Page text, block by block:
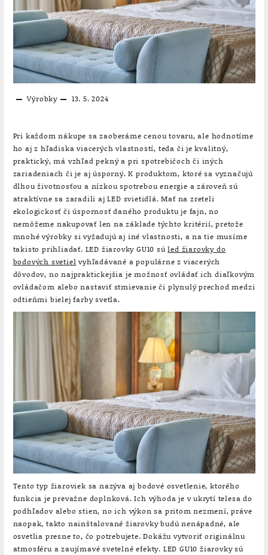
Výrobky 13. 5. 2024
Pri každom nákupe sa zaoberáme cenou tovaru, ale hodnotíme
ho aj z hľadiska viacerých vlastností, teda či je kvalitný,
praktický, má vzhľad pekný a pri spotrebičoch či iných
zariadeniach či je aj úsporný. K produktom, ktoré sa vyznačujú
dlhou životnosťou a nízkou spotrebou energie a zároveň sú
atraktívne sa zaradili aj LED svietidlá. Mať na zreteli
ekologickosť či úspornosť daného produktu je fajn, no
nemôžeme nakupovať len na základe týchto kritérií, pretože
mnohé výrobky si vyžadujú aj iné vlastnosti, a na tie musíme
takisto prihliadať. LED žiarovky GU10 súled žiarovky do
bodových svetiel vyhľadávané a populárne z viacerých
dôvodov, no najpraktickejšia je možnosť ovládať ich diaľkovým
ovládačom alebo nastaviť stmievanie či plynulý prechod medzi
odtieňmi bielej farby svetla.
Tento typ žiaroviek sa nazýva aj bodové osvetlenie, ktorého
funkcia je prevažne doplnková. Ich výhoda je v ukrytí telesa do
podhľadov alebo stien, no ich výkon sa pritom nezmení, práve
naopak, takto nainštalované žiarovky budú nenápadné, ale
osvetlia presne to, čo potrebujete. Dokážu vytvoriť originálnu
atmosféru a zaujímavé svetelné efekty. LED GU10 žiarovky sú